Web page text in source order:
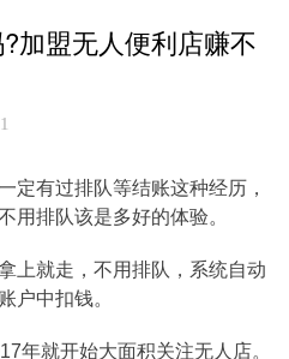
加盟无人便利店赚不
定有过排队等结账这种经历，
用排队该是多好的体验。
上就走，不用排队，系统自动
户中扣钱。
年就开始大面积关注无人店。